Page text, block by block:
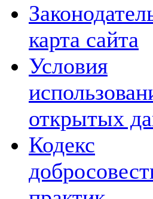
карта сайта
Условия
открытых
Кодекс